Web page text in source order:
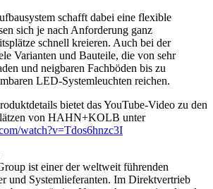
schafft dabei eine flexible
sich je nach Anforderung ganz
schnell kreieren. Auch bei der
Varianten und Bauteile, die von sehr
und neigbaren Fachböden bis zu
LED-Systemleuchten reichen.
bietet das YouTube-Video zu den
von HAHN+KOLB unter
watch?v=Tdos6hnzc3I
ist einer der weltweit führenden
und Systemlieferanten. Im Direktvertrieb